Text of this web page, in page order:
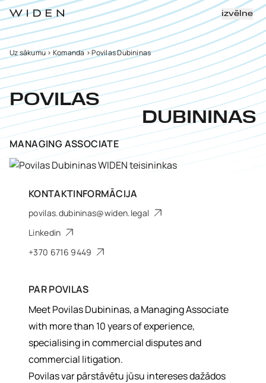
izvēlne
Uz sākumu> Komanda>Povilas Dubininas
POVILAS
DUBININAS
MANAGING ASSOCIATE
KONTAKTINFORMĀCIJA
povilas.dubininas@widen.legal
Linkedin
+370 6716 9449
PARPOVILAS
Meet Povilas Dubininas, a Managing Associate
with more than 10 years of experience,
specialising in commercial disputes and
commercial litigation.
Povilas var pārstāvētu jūsu intereses dažādos